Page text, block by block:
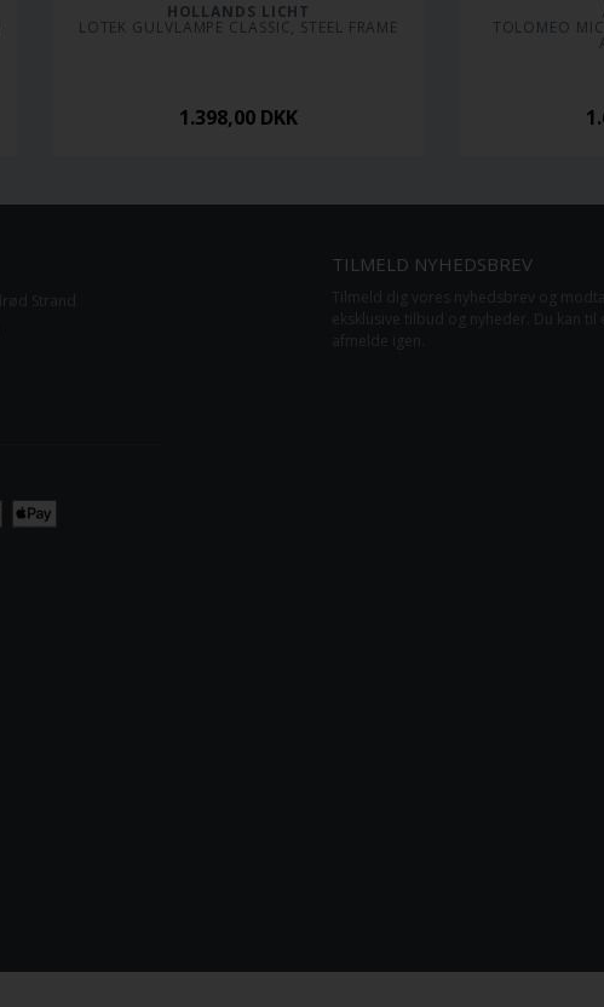
HOLLANDS LICHT
LOTEK GULVLAMPE CLASSIC, STEEL FRAME
1.398,00 DKK
TOLOMEO
TILMELD NYHEDSBREV